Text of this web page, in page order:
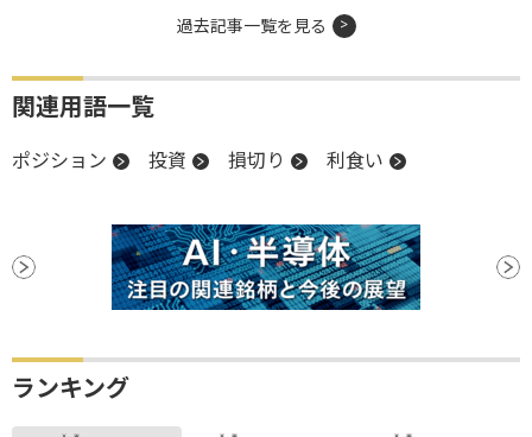
過去記事一覧を見る
関連用語一覧
ポジション 投資 損切り 利食い
ランキング